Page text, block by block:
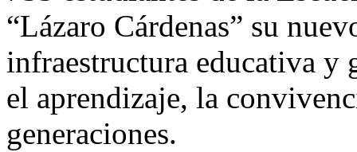
“Lázaro Cárdenas” su
infraestructura educativa y
el aprendizaje, la
generaciones.